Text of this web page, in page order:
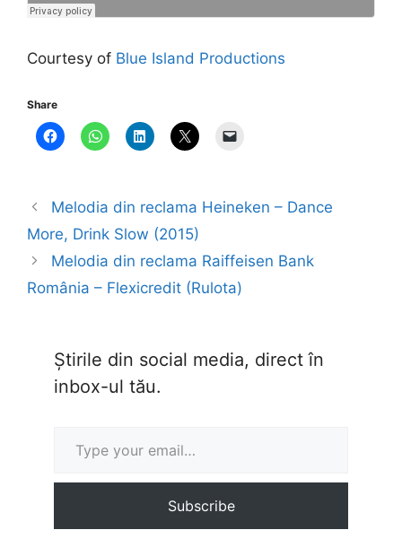
Courtesy of Blue Island Productions
Share
Melodia din reclama Heineken – Dance
More, Drink Slow (2015)
Melodia din reclama Raiffeisen Bank
România – Flexicredit (Rulota)
Știrile din social media, direct în
inbox-ul tău.
Subscribe